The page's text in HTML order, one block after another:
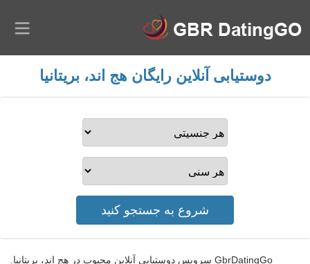
دوستیابی آنلاین رایگان هج اند، بریتانیا
GbrDatingGo سرویس دوستیابی آنلاین محبوب در هج اند، بریتانیا.